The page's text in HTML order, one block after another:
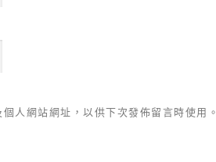
人網站網址，以供下次發佈留言時使用。